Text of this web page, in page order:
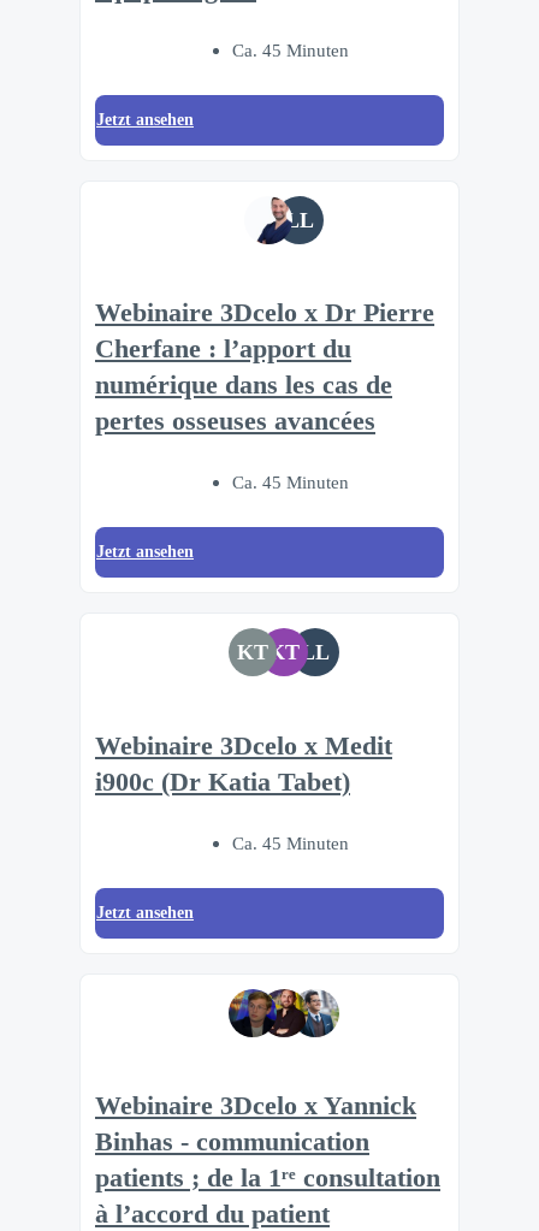
Ca. 45 Minuten
Jetzt ansehen
LL
Webinaire 3Dcelo x Dr Pierre
Cherfane : l’apport du
numérique dans les cas de
pertes osseuses avancées
Ca. 45 Minuten
Jetzt ansehen
KT KT LL
Webinaire 3Dcelo x Medit
i900c (Dr Katia Tabet)
Ca. 45 Minuten
Jetzt ansehen
Webinaire 3Dcelo x Yannick
Binhas - communication
patients ; de la 1ʳᵉ consultation
à l’accord du patient